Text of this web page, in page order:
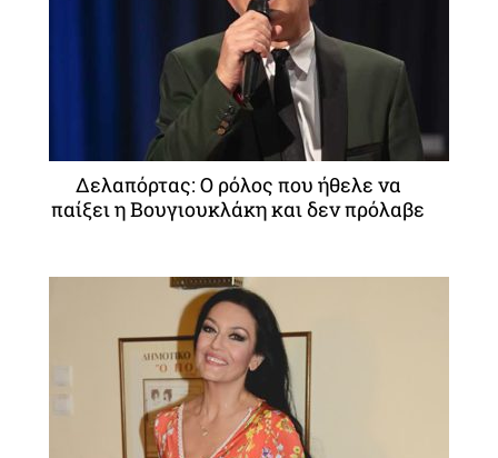
Δελαπόρτας: Ο ρόλος που ήθελε να
παίξει η Βουγιουκλάκη και δεν πρόλαβε